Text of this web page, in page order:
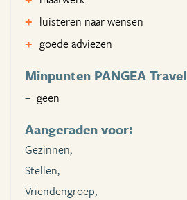
luisteren naar wensen
goede adviezen
Minpunten PANGEA Travel
geen
Aangeraden voor:
Gezinnen,
Stellen,
Vriendengroep,